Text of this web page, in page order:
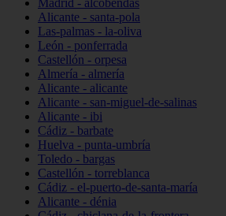
Madrid - alcobendas
Alicante - santa-pola
Las-palmas - la-oliva
León - ponferrada
Castellón - orpesa
Almería - almería
Alicante - alicante
Alicante - san-miguel-de-salinas
Alicante - ibi
Cádiz - barbate
Huelva - punta-umbría
Toledo - bargas
Castellón - torreblanca
Cádiz - el-puerto-de-santa-maría
Alicante - dénia